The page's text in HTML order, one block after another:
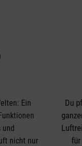
Ein
und
nicht nur
Du
für